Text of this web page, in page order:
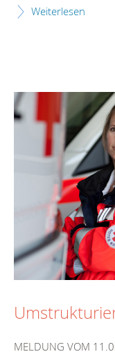
Weiterlesen
MELDUNG VOM